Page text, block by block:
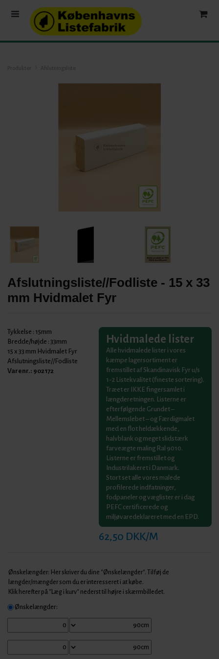
Afslutningsliste//Fodliste - 15 x 33
mm Hvidmalet Fyr
Tykkelse : 15mm
Bredde/højde : 33mm
15 x 33 mm Hvidmalet Fyr
Afslutningsliste//Fodliste
Varenr.: 902172
Hvidmalede lister
Alle hvidmalede lister i vores
kæmpe lagersortiment er
fremstillet af Skandinavisk Fyr u/s
1-2 Listekvalitet (fineste sortering).
Træet er IKKE fingersamlet i
længderetningen. Listerne er
efterfølgende Grundet –
Mellemslebet – og Færdigmalet
med en flot heldækkende,
halvblank og meget slidstærk
farveægte maling Ral 9010.
Listerne er fremstillet og
Industrilakeret i Danmark.
Stort set alle vores malede
profilerede indfatninger,
fodpaneler og væglister er i dag
PEFC certificerede og
miljøvaredeklareret med en EPD.
62,50 DKK/M
Ønskelængder: Her skriver du dine "Ønskelængder". Tilføj de
længder/mængder som du er interesseret i at købe.
Klik herefter på "Læg i kurv" nederst til højre i skærmbilledet.
Ønskelængder: